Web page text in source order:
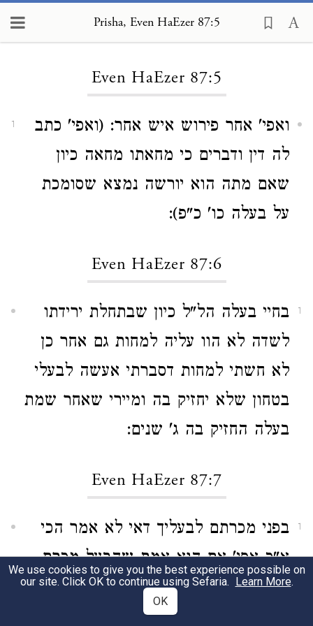
Prisha, Even HaEzer 87:5
Even HaEzer 87:5
1
ואפי' אחר פירוש איש אחר: (ואפי' כתב
לה דין ודברים כי מחאתו מחאה כיון
שאם מתה הוא יורשה נמצא שסומכת
על בעלה כו' כ"פ):
Even HaEzer 87:6
1
בחיי בעלה הל"ל כיון שבתחלת ירידתו
לשדה לא הוו עליה למחות גם אחר כן
לא חשתי למחות דסברתי אעשה לבעלי
בטחון שלא יחזיק בה ומיירי שאחר שמת
בעלה החזיק בה ג' שנים:
Even HaEzer 87:7
1
בפני מכרתם לבעליך דאי לא אמר הכי
א"כ אפי' אם הוא אמת שהבעל מכרם
לו מאי הוי שלא היה בידו למכור שהיא
אומרת שלא היו שלו והוא אינו יודע
We use cookies to give you the best experience possible on
our site. Click OK to continue using Sefaria. Learn More.
OK